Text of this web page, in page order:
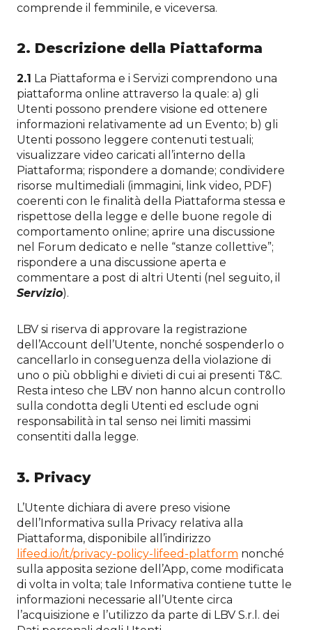
comprende il femminile, e viceversa.
2. Descrizione della Piattaforma
2.1 La Piattaforma e i Servizi comprendono una
piattaforma online attraverso la quale: a) gli
Utenti possono prendere visione ed ottenere
informazioni relativamente ad un Evento; b) gli
Utenti possono leggere contenuti testuali;
visualizzare video caricati all’interno della
Piattaforma; rispondere a domande; condividere
risorse multimediali (immagini, link video, PDF)
coerenti con le finalità della Piattaforma stessa e
rispettose della legge e delle buone regole di
comportamento online; aprire una discussione
nel Forum dedicato e nelle “stanze collettive”;
rispondere a una discussione aperta e
commentare a post di altri Utenti (nel seguito, il
Servizio).
LBV si riserva di approvare la registrazione
dell’Account dell’Utente, nonché sospenderlo o
cancellarlo in conseguenza della violazione di
uno o più obblighi e divieti di cui ai presenti T&C.
Resta inteso che LBV non hanno alcun controllo
sulla condotta degli Utenti ed esclude ogni
responsabilità in tal senso nei limiti massimi
consentiti dalla legge.
3. Privacy
L’Utente dichiara di avere preso visione
dell’Informativa sulla Privacy relativa alla
Piattaforma, disponibile all’indirizzo
lifeed.io/it/privacy-policy-lifeed-platform nonché
sulla apposita sezione dell’App, come modificata
di volta in volta; tale Informativa contiene tutte le
informazioni necessarie all’Utente circa
l’acquisizione e l’utilizzo da parte di LBV S.r.l. dei